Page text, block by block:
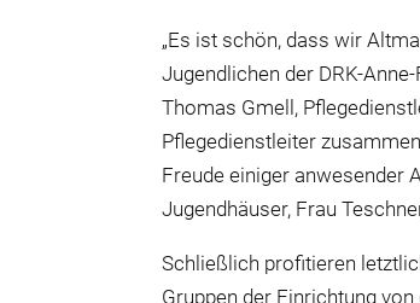
„Es ist schön, dass wir
Jugendlichen der DRK-
Thomas Gmell,
Pflegedienstleiter
Freude einiger anwesender
Jugendhäuser, Frau
Schließlich profitieren
Gruppen der Einrichtung